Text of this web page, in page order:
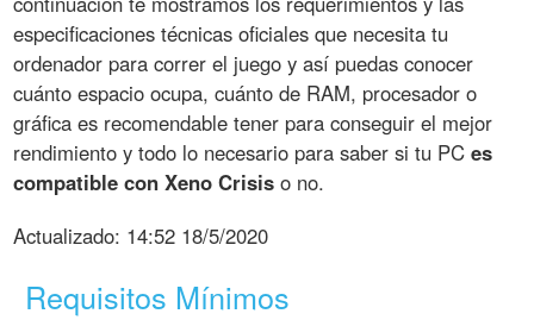
especificaciones técnicas oficiales que necesita tu
ordenador para correr el juego y así puedas conocer
cuánto espacio ocupa, cuánto de RAM, procesador o
gráfica es recomendable tener para conseguir el mejor
rendimiento y todo lo necesario para saber si tu PCes
compatible con Xeno Crisis o no.
Actualizado: 14:52 18/5/2020
Requisitos Mínimos